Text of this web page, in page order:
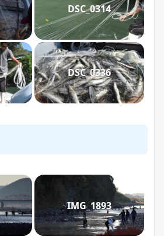
DSC_0314
DSC_0336
IMG_1893